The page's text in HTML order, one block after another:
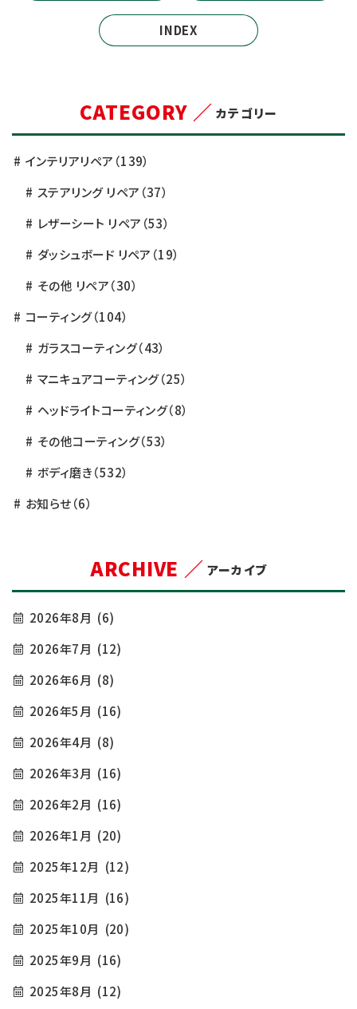
INDEX
CATEGORY ／ カテゴリー
インテリアリペア （139）
ステアリング リペア （37）
レザーシート リペア （53）
ダッシュボード リペア （19）
その他 リペア（30）
コーティング（104）
ガラスコーティング（43）
マニキュアコーティング（25）
ヘッドライトコーティング（8）
その他コーティング（53）
ボディ磨き（532）
お知らせ（6）
ARCHIVE ／ アーカイブ
2026年8月 (6)
2026年7月 (12)
2026年6月 (8)
2026年5月 (16)
2026年4月 (8)
2026年3月 (16)
2026年2月 (16)
2026年1月 (20)
2025年12月 (12)
2025年11月 (16)
2025年10月 (20)
2025年9月 (16)
2025年8月 (12)